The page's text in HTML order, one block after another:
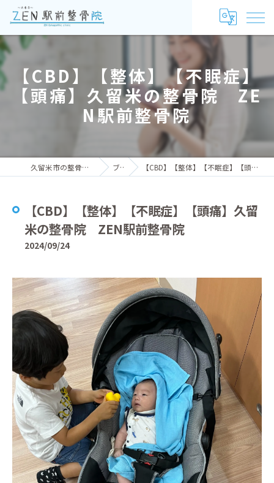
【CBD】【整体】【不眠症】
【頭痛】久留米の整骨院 ZE
N駅前整骨院
久留米市の整骨院ならZEN駅前整骨院 ブログ 【CBD】【整体】【不眠症】【頭痛】久留米の整骨院 ZEN駅前整骨院
【CBD】【整体】【不眠症】【頭痛】久留
米の整骨院 ZEN駅前整骨院
2024/09/24